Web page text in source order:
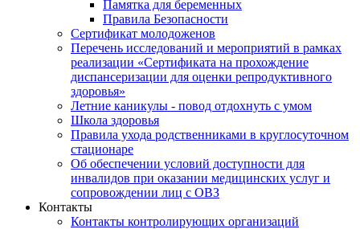
Памятка для беременных
Правила Безопасности
Сертификат молодоженов
Перечень исследований и мероприятий в рамках
реализации «Сертификата на прохождение
диспансеризации для оценки репродуктивного
здоровья»
Летние каникулы - повод отдохнуть с умом
Школа здоровья
Правила ухода родственниками в круглосуточном
стационаре
Об обеспечении условий доступности для
инвалидов при оказании медицинских услуг и
сопровождении лиц с ОВЗ
Контакты
Контакты контролирующих организаций